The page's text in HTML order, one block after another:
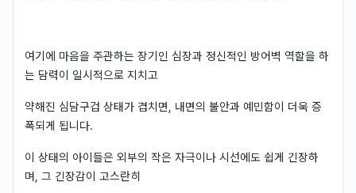
여기에 마음을 주관하는 장기인 심장과 정신적인 방어벽 역할을 하
는 담력이 일시적으로 지치고
약해진 심담구겁 상태가 겹치면, 내면의 불안과 예민함이 더욱 증
폭되게 됩니다.
이 상태의 아이들은 외부의 작은 자극이나 시선에도 쉽게 긴장하
며, 그 긴장감이 고스란히